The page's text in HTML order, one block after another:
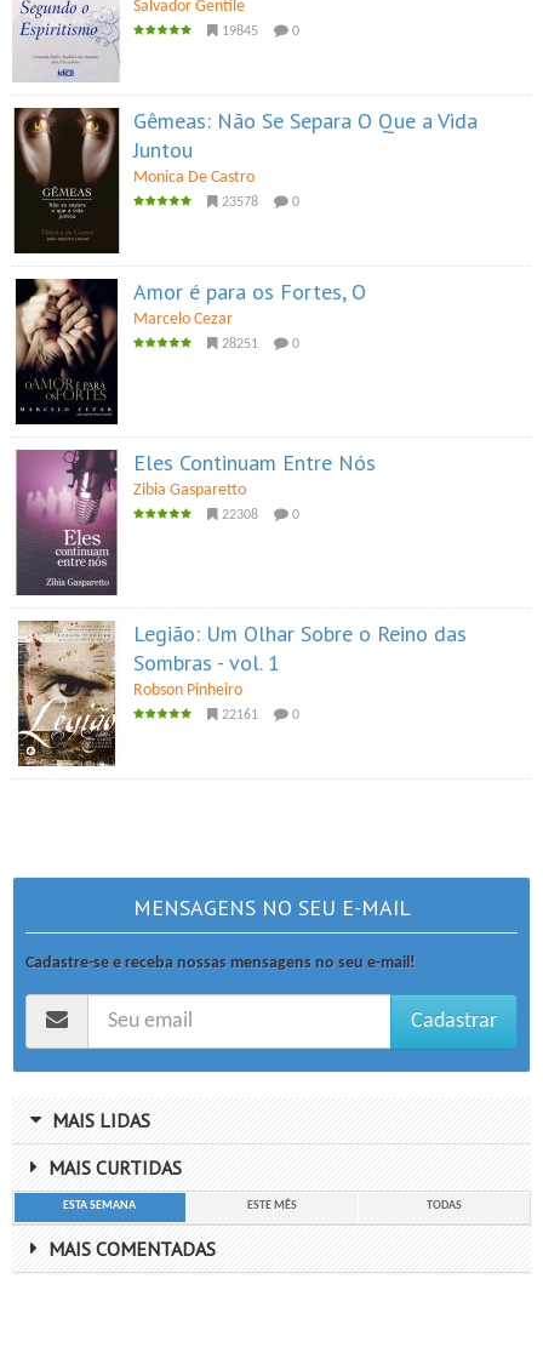
Salvador Gentile
19845 0
Gêmeas: Não Se Separa O Que a Vida
Juntou
Monica De Castro
23578 0
Amor é para os Fortes, O
Marcelo Cezar
28251 0
Eles Continuam Entre Nós
Zibia Gasparetto
22308 0
Legião: Um Olhar Sobre o Reino das
Sombras - vol. 1
Robson Pinheiro
22161 0
MENSAGENS NO SEU E-MAIL
Cadastre-se e receba nossas mensagens no seu e-mail!
Cadastrar
MAIS LIDAS
MAIS CURTIDAS
ESTA SEMANA ESTE MÊS TODAS
MAIS COMENTADAS